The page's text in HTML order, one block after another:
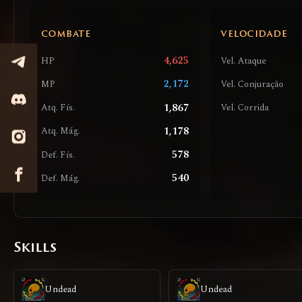
COMBATE
HP 4,625
MP 2,172
Atq. Fís. 1,867
Atq. Mág. 1,178
Def. Fís. 578
Def. Mág. 540
VELOCIDADE
Vel. Ataque
Vel. Conjuração
Vel. Corrida
Skills
Undead Undead